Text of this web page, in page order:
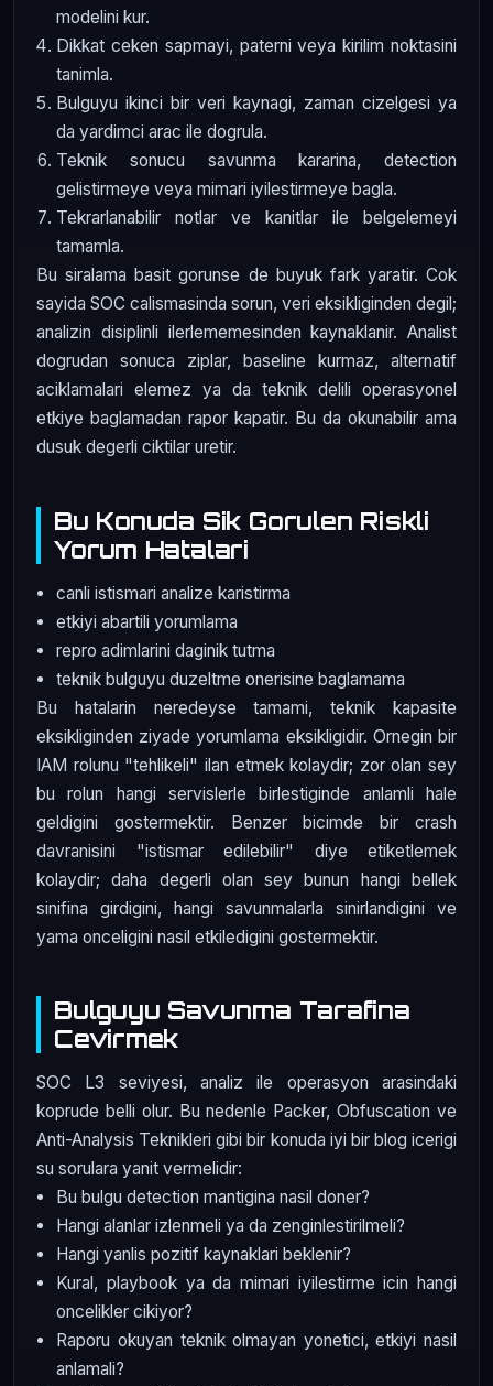
modelini kur.
Dikkat ceken sapmayi, paterni veya kirilim noktasini
tanimla.
Bulguyu ikinci bir veri kaynagi, zaman cizelgesi ya
da yardimci arac ile dogrula.
Teknik sonucu savunma kararina, detection
gelistirmeye veya mimari iyilestirmeye bagla.
Tekrarlanabilir notlar ve kanitlar ile belgelemeyi
tamamla.
Bu siralama basit gorunse de buyuk fark yaratir. Cok
sayida SOC calismasinda sorun, veri eksikliginden degil;
analizin disiplinli ilerlememesinden kaynaklanir. Analist
dogrudan sonuca ziplar, baseline kurmaz, alternatif
aciklamalari elemez ya da teknik delili operasyonel
etkiye baglamadan rapor kapatir. Bu da okunabilir ama
dusuk degerli ciktilar uretir.
Bu Konuda Sik Gorulen Riskli
Yorum Hatalari
canli istismari analize karistirma
etkiyi abartili yorumlama
repro adimlarini daginik tutma
teknik bulguyu duzeltme onerisine baglamama
Bu hatalarin neredeyse tamami, teknik kapasite
eksikliginden ziyade yorumlama eksikligidir. Ornegin bir
IAM rolunu "tehlikeli" ilan etmek kolaydir; zor olan sey
bu rolun hangi servislerle birlestiginde anlamli hale
geldigini gostermektir. Benzer bicimde bir crash
davranisini "istismar edilebilir" diye etiketlemek
kolaydir; daha degerli olan sey bunun hangi bellek
sinifina girdigini, hangi savunmalarla sinirlandigini ve
yama onceligini nasil etkiledigini gostermektir.
Bulguyu Savunma Tarafina
Cevirmek
SOC L3 seviyesi, analiz ile operasyon arasindaki
koprude belli olur. Bu nedenle Packer, Obfuscation ve
Anti-Analysis Teknikleri gibi bir konuda iyi bir blog icerigi
su sorulara yanit vermelidir:
Bu bulgu detection mantigina nasil doner?
Hangi alanlar izlenmeli ya da zenginlestirilmeli?
Hangi yanlis pozitif kaynaklari beklenir?
Kural, playbook ya da mimari iyilestirme icin hangi
oncelikler cikiyor?
Raporu okuyan teknik olmayan yonetici, etkiyi nasil
anlamali?